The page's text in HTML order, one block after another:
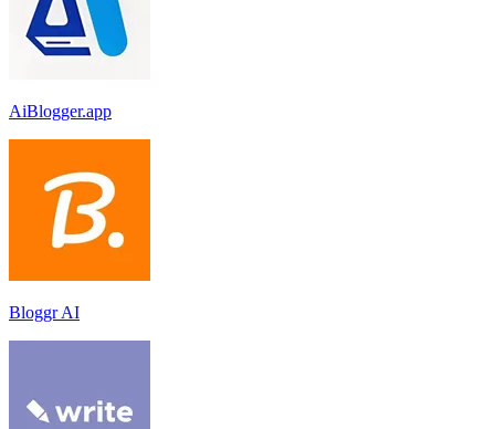
AiBlogger.app
Bloggr AI